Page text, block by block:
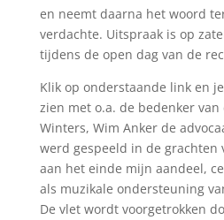
en neemt daarna het woord
verdachte. Uitspraak is op
tijdens de open dag van de
Klik op onderstaande link en
zien met o.a. de bedenker
Winters, Wim Anker de
werd gespeeld in de grachten
aan het einde mijn aandeel,
als muzikale ondersteuning
De vlet wordt voorgetrokken